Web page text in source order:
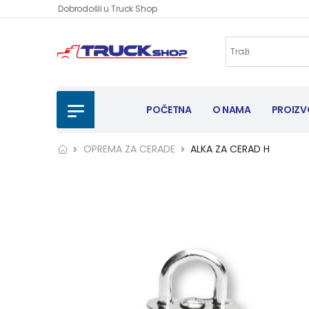
Dobrodošli u Truck Shop
POČETNA O NAMA
OPREMA ZA CERADE ALKA ZA CERAD H